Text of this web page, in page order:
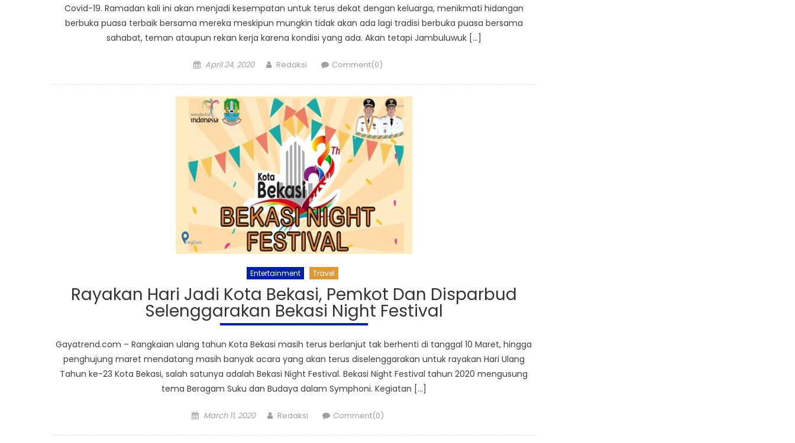
Covid-19. Ramadan kali ini akan menjadi kesempatan untuk terus dekat dengan keluarga, menikmati hidangan
berbuka puasa terbaik bersama mereka meskipun mungkin tidak akan ada lagi tradisi berbuka puasa bersama
sahabat, teman ataupun rekan kerja karena kondisi yang ada. Akan tetapi Jambuluwuk […]
Posted
April 24, 2020 Author
Redaksi Comment(0)
Entertainment Travel
Rayakan Hari Jadi Kota Bekasi, Pemkot Dan Disparbud
Selenggarakan Bekasi Night Festival
Gayatrend.com – Rangkaian ulang tahun Kota Bekasi masih terus berlanjut tak berhenti di tanggal 10 Maret, hingga
penghujung maret mendatang masih banyak acara yang akan terus diselenggarakan untuk rayakan Hari Ulang
Tahun ke-23 Kota Bekasi, salah satunya adalah Bekasi Night Festival. Bekasi Night Festival tahun 2020 mengusung
tema Beragam Suku dan Budaya dalam Symphoni. Kegiatan […]
Posted
March 11, 2020 Author
Redaksi Comment(0)